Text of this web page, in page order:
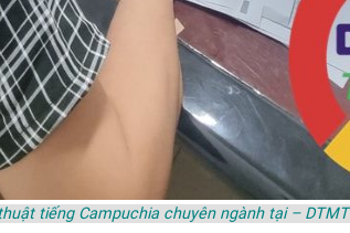
tiếng Campuchia chuyên ngành tại – DTMT